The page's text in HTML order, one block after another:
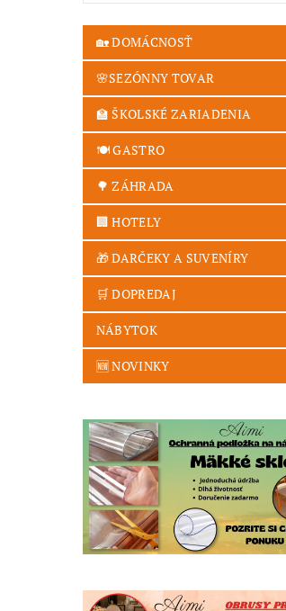
🏡 DOMÁCNOSŤ
🌸SEZÓNNY TOVAR
🏫 ŠKOLSKÉ ZARIADENIA
🍽️ GASTRO
🌳 ZÁHRADA
🏢 HOTELY
🎁 DARČEKY A SUVENÍRY
🛒 DOPREDAJ
NÁBYTOK
🆕 NOVINKY